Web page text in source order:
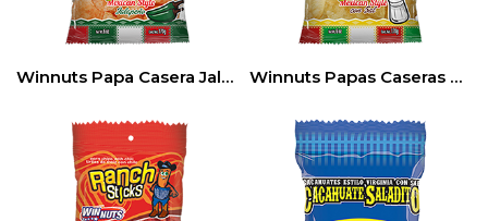
Winnuts Papa Casera Jalapeño 6oz (12pack) Winnuts Papas Caseras Sal 6oz (12pack)